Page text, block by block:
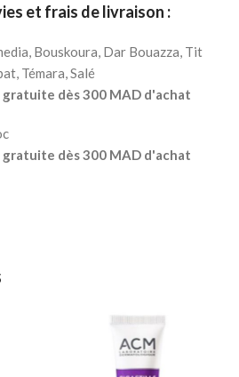
et frais de livraison :
Bouskoura, Dar Bouazza, Tit
Témara, Salé
gratuite dès 300 MAD d'achat
gratuite dès 300 MAD d'achat